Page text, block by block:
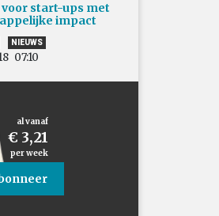
voor start-ups met
impact
NIEUWS
07:10
al vanaf
€ 3,21
per week